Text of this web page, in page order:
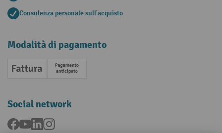
Consulenza personale sull'acquisto
Modalità di pagamento
Fattura Pagamento anticipato
Social network
Facebook
YouTubeLinkedInInstagram